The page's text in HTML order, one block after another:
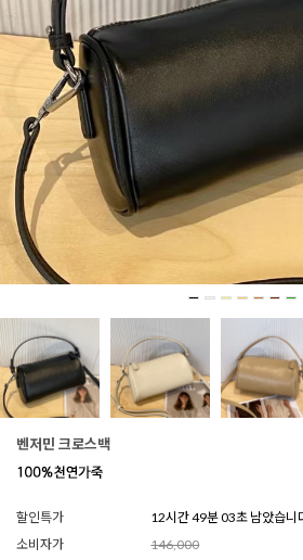
벤저민 크로스백
할인특가
12시간 49분 00초 남았습니
소비자가
146,000